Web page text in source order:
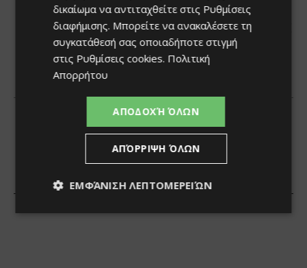
δικαίωμα να αντιταχθείτε στις Ρυθμίσεις
διαφήμισης. Μπορείτε να ανακαλέσετε τη
συγκατάθεσή σας οποιαδήποτε στιγμή
στις Ρυθμίσεις cookies. Πολιτική
Απορρήτου
ΑΠΟΔΟΧΉ ΌΛΩΝ
ΑΠΌΡΡΙΨΗ ΌΛΩΝ
ΕΜΦΆΝΙΣΗ ΛΕΠΤΟΜΕΡΕΙΏΝ